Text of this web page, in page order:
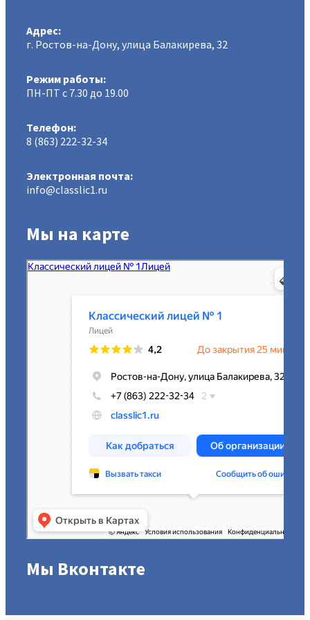
Адрес:
г. Ростов-на-Дону, улица Балакирева, 32
Режим работы:
ПН-ПТ с 7.30 до 19.00
Телефон:
8 (863) 222-32-34
Электронная почта:
info@classlic1.ru
Мы на карте
МАОУ Классический лицей № 1
Лицей в Ростове‑на‑Дону
Мы Вконтакте